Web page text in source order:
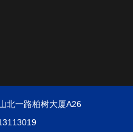
北一路柏树大厦A26